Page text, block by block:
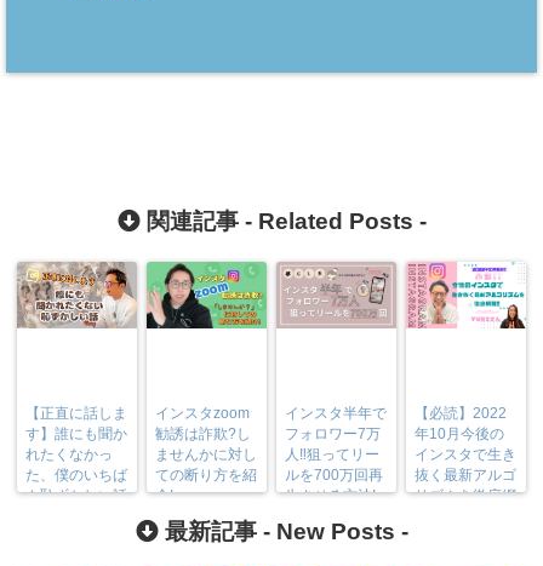
関連記事 - Related Posts -
【正直に話しま
す】誰にも聞か
れたくなかっ
た、僕のいちば
ん恥ずかしい話
インスタzoom
勧誘は詐欺?し
ませんかに対し
ての断り方を紹
介!
インスタ半年で
フォロワー7万
人‼︎狙ってリー
ルを700万回再
生させる方法!
【必読】2022
年10月今後の
インスタで生き
抜く最新アルゴ
リズムを徹底網
最新記事 - New Posts -